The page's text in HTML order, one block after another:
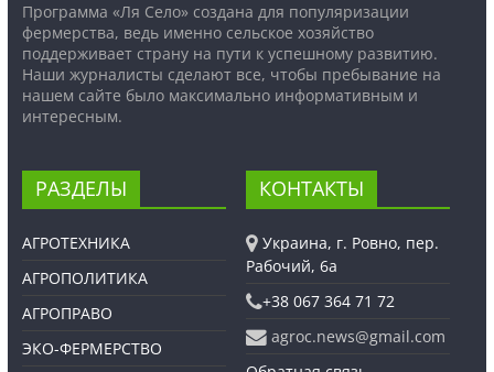
Программа «Ля Село» создана для популяризации
фермерства, ведь именно сельское хозяйство
поддерживает страну на пути к успешному развитию.
Наши журналисты сделают все, чтобы пребывание на
нашем сайте было максимально информативным и
интересным.
РАЗДЕЛЫ
АГРОТЕХНИКА
АГРОПОЛИТИКА
АГРОПРАВО
ЭКО-ФЕРМЕРСТВО
КОНТАКТЫ
Украина, г. Ровно, пер.
Рабочий, 6а
+38 067 364 71 72
agroc.news@gmail.com